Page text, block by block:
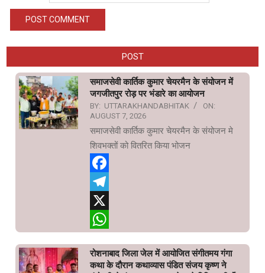
POST
समाजसेवी कार्तिक कुमार चेयरमैन के संयोजन में
जगजीतपुर रोड़ पर भंडारे का आयोजन
BY: UTTARAKHANDABHITAK
ON:
AUGUST 7, 2026
समाजसेवी कार्तिक कुमार चेयरमैन के संयोजन मे
शिवभक्तों को वितरित किया भोजन
Facebook
Telegram
X
रोशनाबाद जिला जेल में आयोजित संगीतमय गंगा
कथा के दौरान कथाव्यास पंडित संजय कृष्ण ने